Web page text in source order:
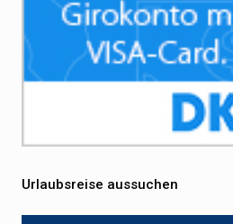
Urlaubsreise aussuchen